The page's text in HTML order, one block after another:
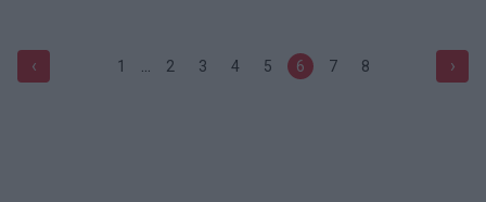
‹ 1 2 3 4 5 6 7 8 ›